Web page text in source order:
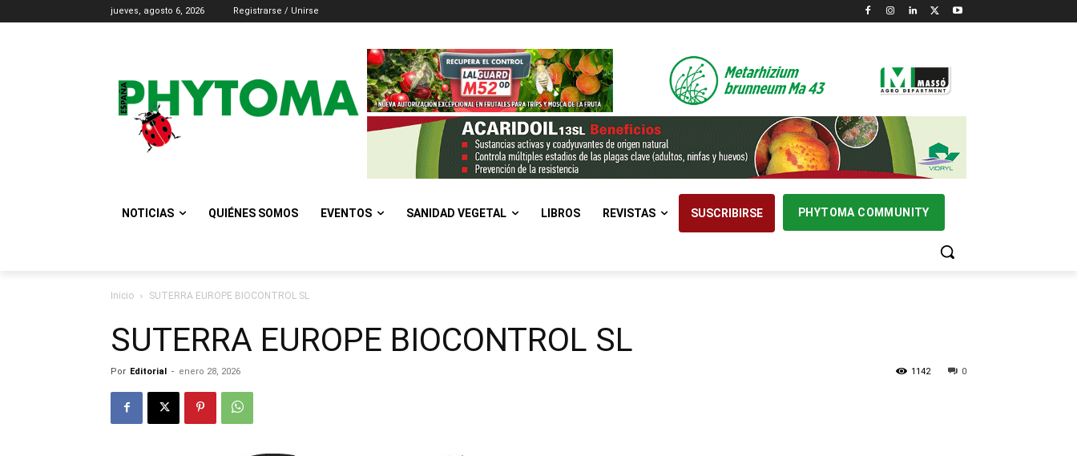
jueves, agosto 6, 2026 Registrarse / Unirse
NOTICIAS QUIÉNES SOMOS EVENTOS SANIDAD VEGETAL LIBROS REVISTAS SUSCRIBIRSE PHYTOMA COMMUNITY
Inicio SUTERRA EUROPE BIOCONTROL SL
SUTERRA EUROPE BIOCONTROL SL
Por Editorial - enero 28, 2026 0
1142